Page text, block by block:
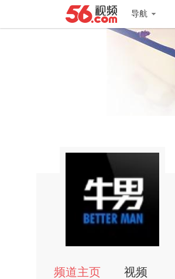
导航
频道主页 视频